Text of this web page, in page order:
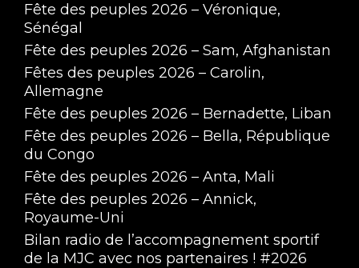
Fête des peuples 2026 – Véronique,
Sénégal
Fête des peuples 2026 – Sam, Afghanistan
Fêtes des peuples 2026 – Carolin,
Allemagne
Fête des peuples 2026 – Bernadette, Liban
Fête des peuples 2026 – Bella, République
du Congo
Fête des peuples 2026 – Anta, Mali
Fête des peuples 2026 – Annick,
Royaume-Uni
Bilan radio de l’accompagnement sportif
de la MJC avec nos partenaires ! #2026